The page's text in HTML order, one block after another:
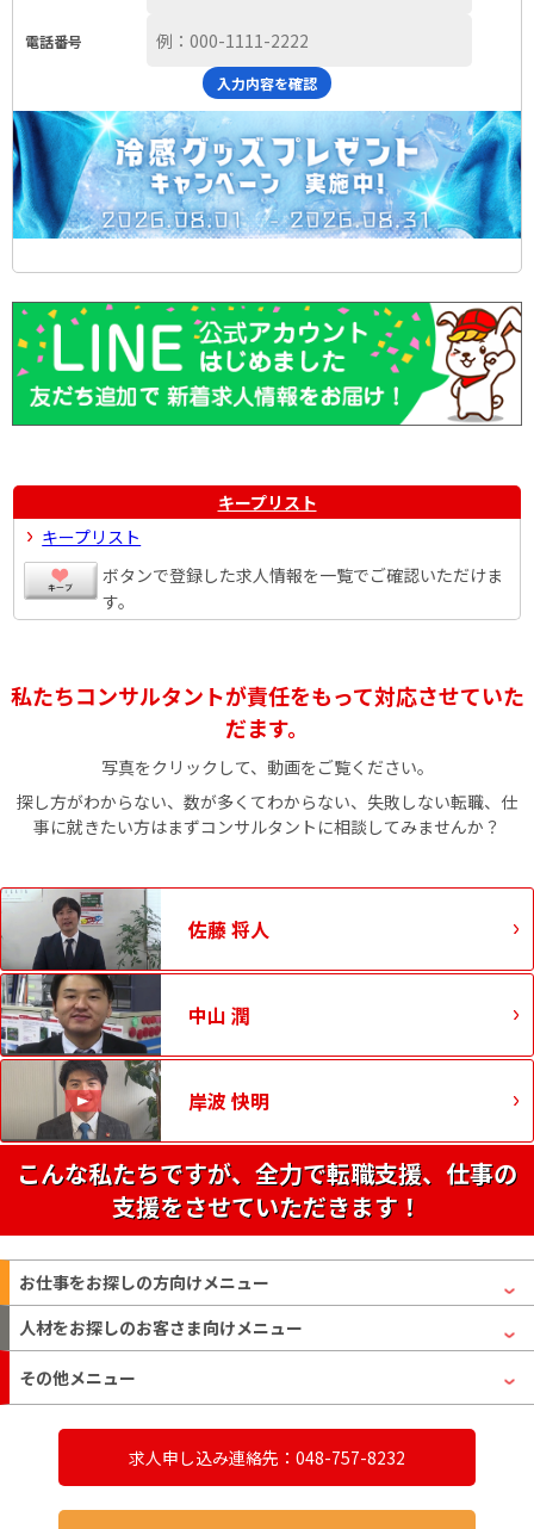
電話番号
入力内容を確認
キープリスト
キープリスト
ボタンで登録した求人情報を一覧でご確認いただけま
す。
私たちコンサルタントが責任をもって対応させていた
だます。
写真をクリックして、動画をご覧ください。
探し方がわからない、数が多くてわからない、失敗しない転職、仕
事に就きたい方はまずコンサルタントに相談してみませんか？
佐藤 将人
中山 潤
岸波 快明
こんな私たちですが、全力で転職支援、仕事の
支援をさせていただきます！
お仕事をお探しの方向けメニュー
人材をお探しのお客さま向けメニュー
その他メニュー
求人申し込み連絡先：048-757-8232